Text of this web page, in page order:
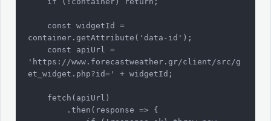
container.getAttribute('data-id');
'https://www.forecastweather.gr/client/src/g
et_widget.php?id=' + widgetId;